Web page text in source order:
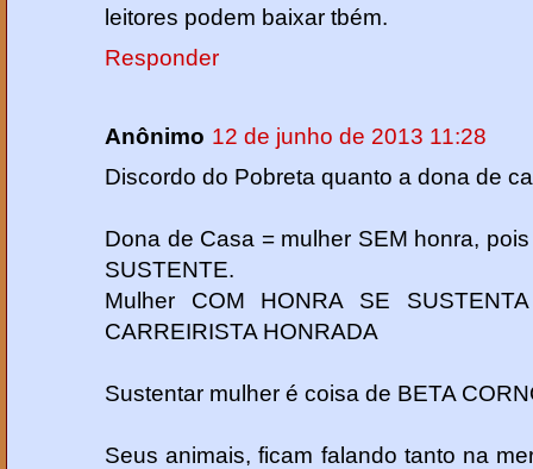
leitores podem baixar tbém.
Responder
Anônimo 12 de junho de 2013 11:28
Discordo do Pobreta quanto a dona de
Dona de Casa = mulher SEM honra,
SUSTENTE.
Mulher COM HONRA SE
CARREIRISTA HONRADA
Sustentar mulher é coisa de BETA
Seus animais, ficam falando tanto na